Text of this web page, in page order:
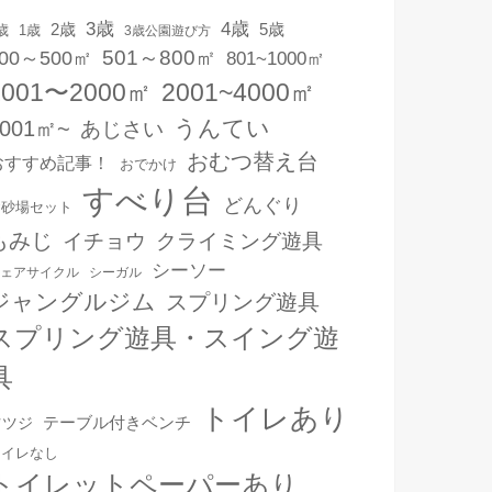
1歳 2歳 3歳 3歳公園遊び方 4歳 5歳
～500㎡ 501～800㎡ 801~1000㎡
〜2000㎡ 2001~4000㎡
㎡~ あじさい うんてい
すすめ記事！ おでかけ おむつ替え台
場セット すべり台 どんぐり
みじ イチョウ クライミング遊具
アサイクル シーガル シーソー
ャングルジム スプリング遊具
プリング遊具・スイング遊
ジ テーブル付きベンチ トイレあり
イレなし
イレットペーパーあり